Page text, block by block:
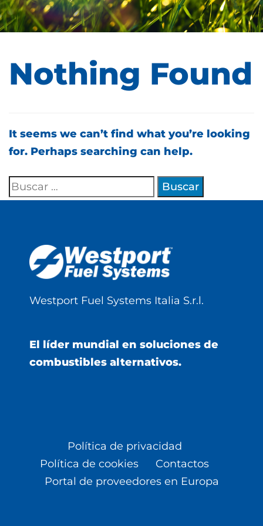
Nothing Found
It seems we can’t find what you’re looking
for. Perhaps searching can help.
Westport Fuel Systems Italia S.r.l.
El líder mundial en soluciones de
combustibles alternativos.
Política de privacidad
Política de cookies
Contactos
Portal de proveedores en Europa